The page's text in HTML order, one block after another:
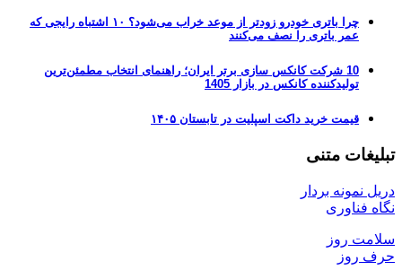
چرا باتری خودرو زودتر از موعد خراب می‌شود؟ ۱۰ اشتباه رایجی که
عمر باتری را نصف می‌کنند
10 شرکت کانکس سازی برتر ایران؛ راهنمای انتخاب مطمئن‌ترین
تولیدکننده کانکس در بازار 1405
قیمت خرید داکت اسپلیت در تابستان ۱۴۰۵
تبلیغات متنی
دریل نمونه بردار
نگاه فناوری
سلامت روز
حرف روز